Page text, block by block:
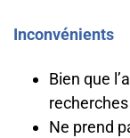
Inconvénients
Bien que
Ne prend